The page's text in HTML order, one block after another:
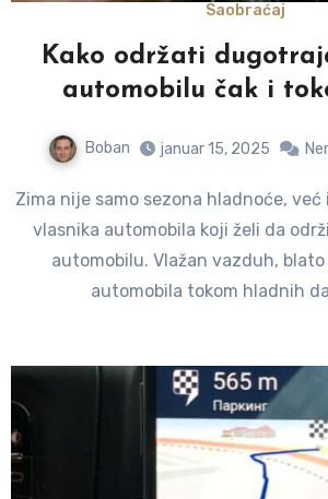
Saobraćaj
Kako održati
automobilu čak i
Boban januar 15, 2025
Zima nije samo sezona hladnoće, već i izazov za svakog
vlasnika automobila koji želi da
automobilu. Vlažan vazduh,
automobila tokom hladnih